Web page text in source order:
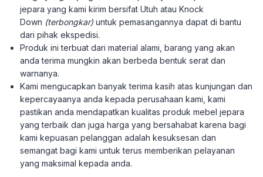
jepara yang kami kirim bersifat Utuh atau Knock
Down (terbongkar) untuk pemasangannya dapat di bantu
dari pihak ekspedisi.
Produk ini terbuat dari material alami, barang yang akan
anda terima mungkin akan berbeda bentuk serat dan
warnanya.
Kami mengucapkan banyak terima kasih atas kunjungan dan
kepercayaanya anda kepada perusahaan kami, kami
pastikan anda mendapatkan kualitas produk mebel jepara
yang terbaik dan juga harga yang bersahabat karena bagi
kami kepuasan pelanggan adalah kesuksesan dan
semangat bagi kami untuk terus memberikan pelayanan
yang maksimal kepada anda.